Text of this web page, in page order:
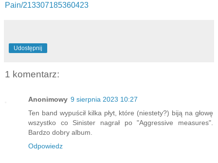
Pain/213307185360423
Udostępnij
1 komentarz:
Anonimowy 9 sierpnia 2023 10:27
Ten band wypuścił kilka płyt, które (niestety?) biją na głowę
wszystko co Sinister nagrał po "Aggressive measures".
Bardzo dobry album.
Odpowiedz